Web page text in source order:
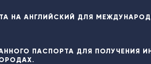
НА АНГЛИЙСКИЙ ДЛЯ
ПАСПОРТА ДЛЯ ПОЛУЧЕНИЯ